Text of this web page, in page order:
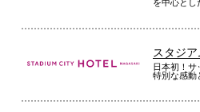
を中心とし
スタジ
日本初！サ
特別な感動